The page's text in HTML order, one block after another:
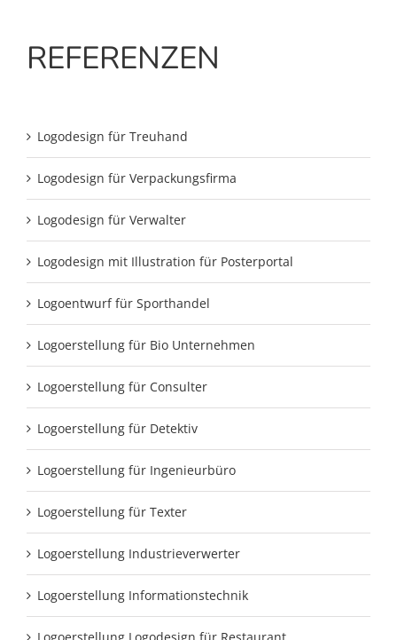
REFERENZEN
Logodesign für Treuhand
Logodesign für Verpackungsfirma
Logodesign für Verwalter
Logodesign mit Illustration für Posterportal
Logoentwurf für Sporthandel
Logoerstellung für Bio Unternehmen
Logoerstellung für Consulter
Logoerstellung für Detektiv
Logoerstellung für Ingenieurbüro
Logoerstellung für Texter
Logoerstellung Industrieverwerter
Logoerstellung Informationstechnik